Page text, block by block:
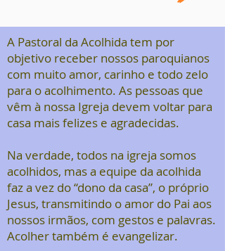
A Pastoral da Acolhida tem por
objetivo receber nossos paroquianos
com muito amor, carinho e todo zelo
para o acolhimento. As pessoas que
vêm à nossa Igreja devem voltar para
casa mais felizes e agradecidas.
Na verdade, todos na igreja somos
acolhidos, mas a equipe da acolhida
faz a vez do “dono da casa”, o próprio
Jesus, transmitindo o amor do Pai aos
nossos irmãos, com gestos e palavras.
Acolher também é evangelizar.